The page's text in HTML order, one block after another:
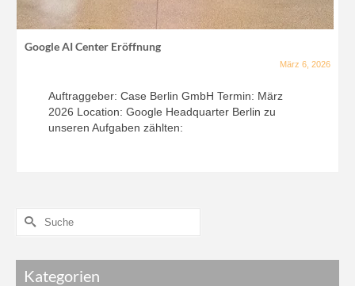
Google AI Center Eröffnung
März 6, 2026
Auftraggeber: Case Berlin GmbH Termin: März
2026 Location: Google Headquarter Berlin zu
unseren Aufgaben zählten:
Kategorien